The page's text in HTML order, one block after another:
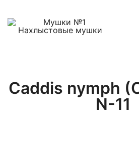
content
Caddis nymph
N-11